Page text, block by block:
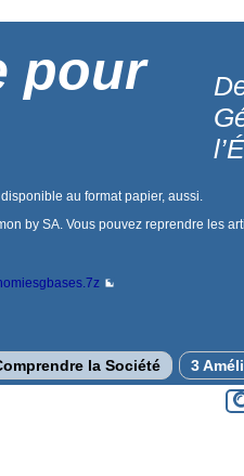
pour
au format papier, aussi.
by SA. Vous pouvez reprendre les
la Société 3